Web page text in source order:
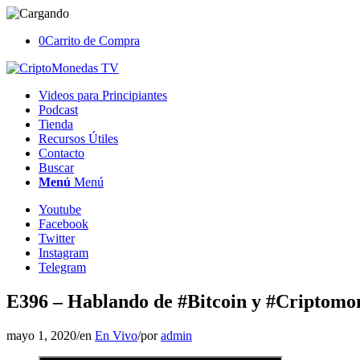
0Carrito de Compra
Videos para Principiantes
Podcast
Tienda
Recursos Útiles
Contacto
Buscar
Menú Menú
Youtube
Facebook
Twitter
Instagram
Telegram
E396 – Hablando de #Bitcoin y
mayo 1, 2020/en En Vivo/poradmin